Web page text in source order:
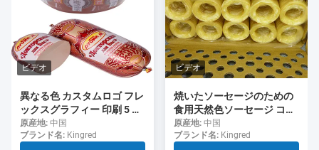
ビデオ
異なる色 カスタムロゴ フレ
ックスグラフィー 印刷 5 層
ソーセージ ソーセージ用の
ケース
原産地: 中国
ブランド名: Kingred
ビデオ
焼いたソーセージのための
食用天然色ソーセージ コラ
ーゲンケース
原産地: 中国
ブランド名: Kingred